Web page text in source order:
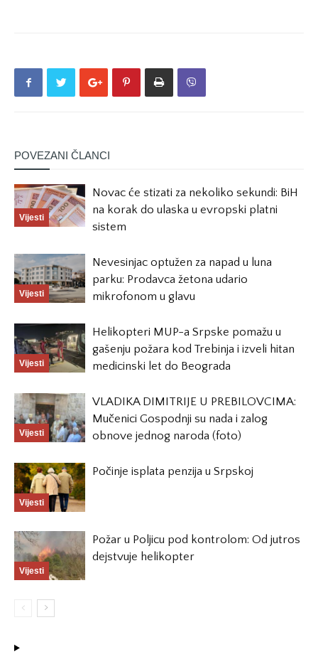
POVEZANI ČLANCI
Vijesti
Novac će stizati za nekoliko sekundi: BiH
na korak do ulaska u evropski platni
sistem
Vijesti
Nevesinjac optužen za napad u luna
parku: Prodavca žetona udario
mikrofonom u glavu
Vijesti
Helikopteri MUP-a Srpske pomažu u
gašenju požara kod Trebinja i izveli hitan
medicinski let do Beograda
Vijesti
VLADIKA DIMITRIJE U PREBILOVCIMA:
Mučenici Gospodnji su nada i zalog
obnove jednog naroda (foto)
Vijesti
Počinje isplata penzija u Srpskoj
Vijesti
Požar u Poljicu pod kontrolom: Od jutros
dejstvuje helikopter